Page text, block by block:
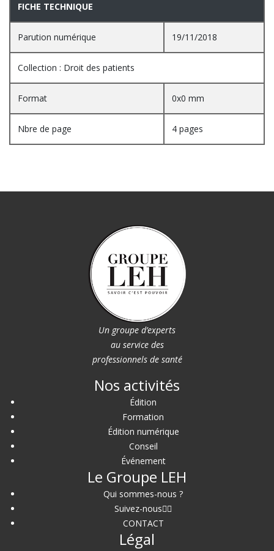
FICHE TECHNIQUE
Parution numérique 19/11/2018
Collection : Droit des patients
Format 0x0 mm
Nbre de page 4 pages
Un groupe d’experts
au service des
professionnels de santé
Nos activités
Édition
Formation
Édition numérique
Conseil
Événement
Le Groupe LEH
Qui sommes-nous ?
Suivez-nous
CONTACT
Légal